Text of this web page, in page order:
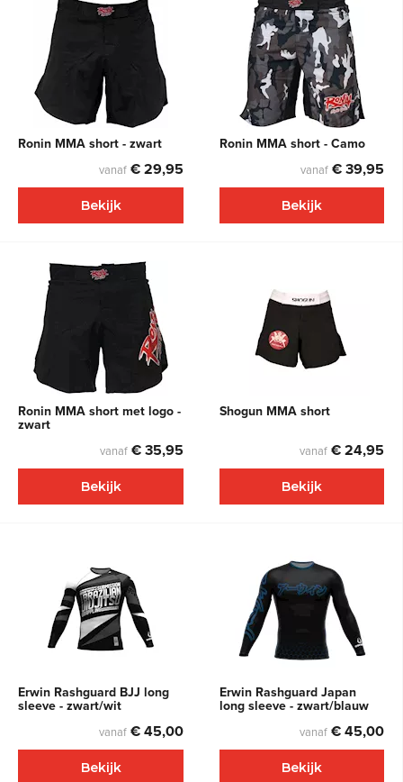
Ronin MMA short - zwart
vanaf € 29,95
Bekijk
Ronin MMA short - Camo
vanaf € 39,95
Bekijk
Ronin MMA short met logo -
zwart
vanaf € 35,95
Bekijk
Shogun MMA short
vanaf € 24,95
Bekijk
Erwin Rashguard BJJ long
sleeve - zwart/wit
vanaf € 45,00
Bekijk
Erwin Rashguard Japan
long sleeve - zwart/blauw
vanaf € 45,00
Bekijk